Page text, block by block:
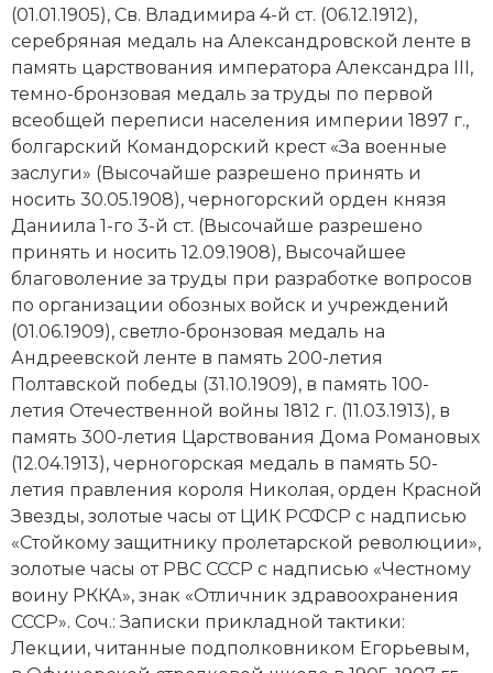
(01.01.1905), Св. Владимира 4-й ст. (06.12.1912),
серебряная медаль на Александровской ленте в
память царствования императора Александра III,
темно-бронзовая медаль за труды по первой
всеобщей переписи населения империи 1897 г.,
болгарский Командорский крест «За военные
заслуги» (Высочайше разрешено принять и
носить 30.05.1908), черногорский орден князя
Даниила 1-го 3-й ст. (Высочайше разрешено
принять и носить 12.09.1908), Высочайшее
благоволение за труды при разработке вопросов
по организации обозных войск и учреждений
(01.06.1909), светло-бронзовая медаль на
Андреевской ленте в память 200-летия
Полтавской победы (31.10.1909), в память 100-
летия Отечественной войны 1812 г. (11.03.1913), в
память 300-летия Царствования Дома Романовых
(12.04.1913), черногорская медаль в память 50-
летия правления короля Николая, орден Красной
Звезды, золотые часы от ЦИК РСФСР с надписью
«Стойкому защитнику пролетарской революции»,
золотые часы от РВС СССР с надписью «Честному
воину РККА», знак «Отличник здравоохранения
СССР». Соч.: Записки прикладной тактики:
Лекции, читанные подполковником Егорьевым,